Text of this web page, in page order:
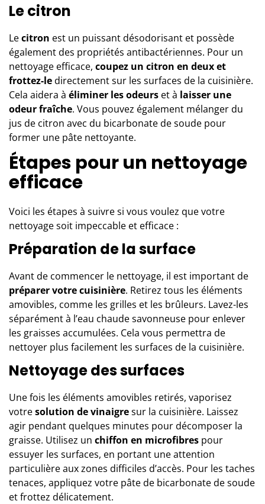
Le citron
Lecitron est un puissant désodorisant et possède
également des propriétés antibactériennes. Pour un
nettoyage efficace, coupez un citron en deux et
frottez-ledirectement sur les surfaces de la cuisinière.
Cela aidera à éliminer les odeurs et à laisser une
odeur fraîche. Vous pouvez également mélanger du
jus de citron avec du bicarbonate de soude pour
former une pâte nettoyante.
Étapes pour un nettoyage
efficace
Voici les étapes à suivre si vous voulez que votre
nettoyage soit impeccable et efficace :
Préparation de la surface
Avant de commencer le nettoyage, il est important de
préparer votre cuisinière. Retirez tous les éléments
amovibles, comme les grilles et les brûleurs. Lavez-les
séparément à l’eau chaude savonneuse pour enlever
les graisses accumulées. Cela vous permettra de
nettoyer plus facilement les surfaces de la cuisinière.
Nettoyage des surfaces
Une fois les éléments amovibles retirés, vaporisez
votresolution de vinaigresur la cuisinière. Laissez
agir pendant quelques minutes pour décomposer la
graisse. Utilisez un chiffon en microfibres pour
essuyer les surfaces, en portant une attention
particulière aux zones difficiles d’accès. Pour les taches
tenaces, appliquez votre pâte de bicarbonate de soude
et frottez délicatement.